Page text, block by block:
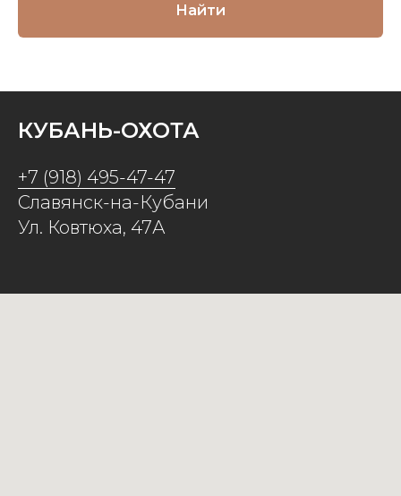
Найти
КУБАНЬ-ОХОТА
+7 (918) 495-47-47
Славянск-на-Кубани
Ул. Ковтюха, 47А